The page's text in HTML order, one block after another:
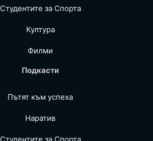
Студентите за Спортa
Култура
Филми
Подкасти
Пътят към успеха
Наратив